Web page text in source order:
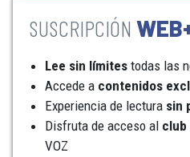
Lee sin límites todas las
Accede a contenidos
Experiencia de lectura sin
Disfruta de acceso al
VOZ